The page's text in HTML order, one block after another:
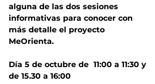
alguna de las dos sesiones
informativas para conocer con
más detalle el proyecto
MeOrienta.
Día 5 de octubre de  11:00 a 11:30 y
de 15.30 a 16:00